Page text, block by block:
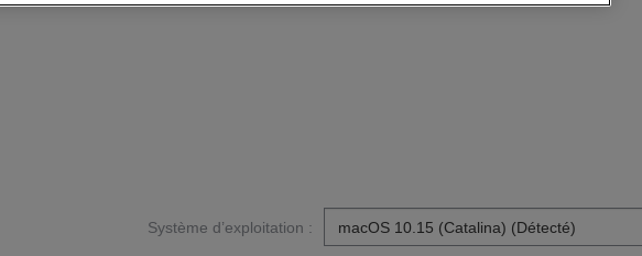
Système d’exploitation :